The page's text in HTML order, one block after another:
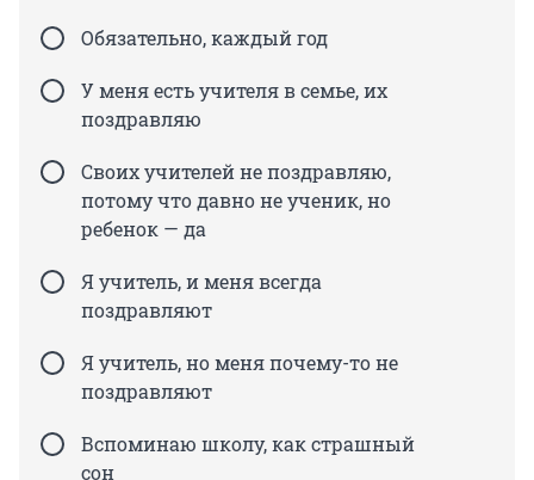
Обязательно, каждый год
У меня есть учителя в семье, их
поздравляю
Своих учителей не поздравляю,
потому что давно не ученик, но
ребенок — да
Я учитель, и меня всегда
поздравляют
Я учитель, но меня почему-то не
поздравляют
Вспоминаю школу, как страшный
сон